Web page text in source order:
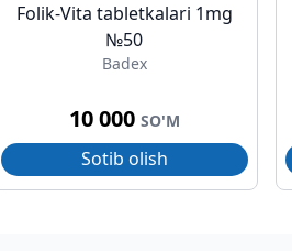
Folik-Vita tabletkalari 1mg
№50
Badex
10 000 SO'M
Sotib olish